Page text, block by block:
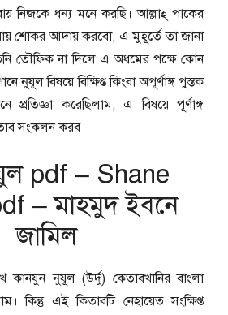
নিজকে ধন্য মনে করছি। আল্লাহ্ পাকের
শোকর আদায় করবো, এ মুহূর্তে তা জানা
তৌফিক না দিলে এ অধমের পক্ষে কোন
নুযূল বিষয়ে বিক্ষিপ্ত কিংবা অপূর্ণাঙ্গ পুস্তক
প্রতিজ্ঞা করেছিলাম, এ বিষয়ে পূর্ণাঙ্গ
সংকলন করব।
pdf – Shane
– মাহমুদ ইবনে
জামিল
কানযুন নুযূল (উর্দু) কেতাবখানির বাংলা
কিন্তু এই কিতাবটি নেহায়েত সংক্ষিপ্ত